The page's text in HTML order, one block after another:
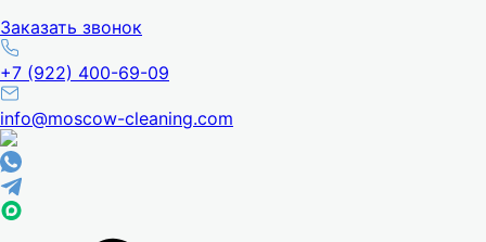
Заказать звонок
+7 (922) 400-69-09
info@moscow-cleaning.com